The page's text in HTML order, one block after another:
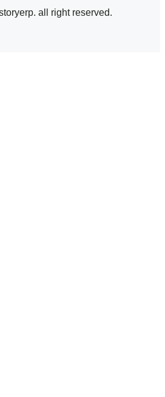
all right reserved.